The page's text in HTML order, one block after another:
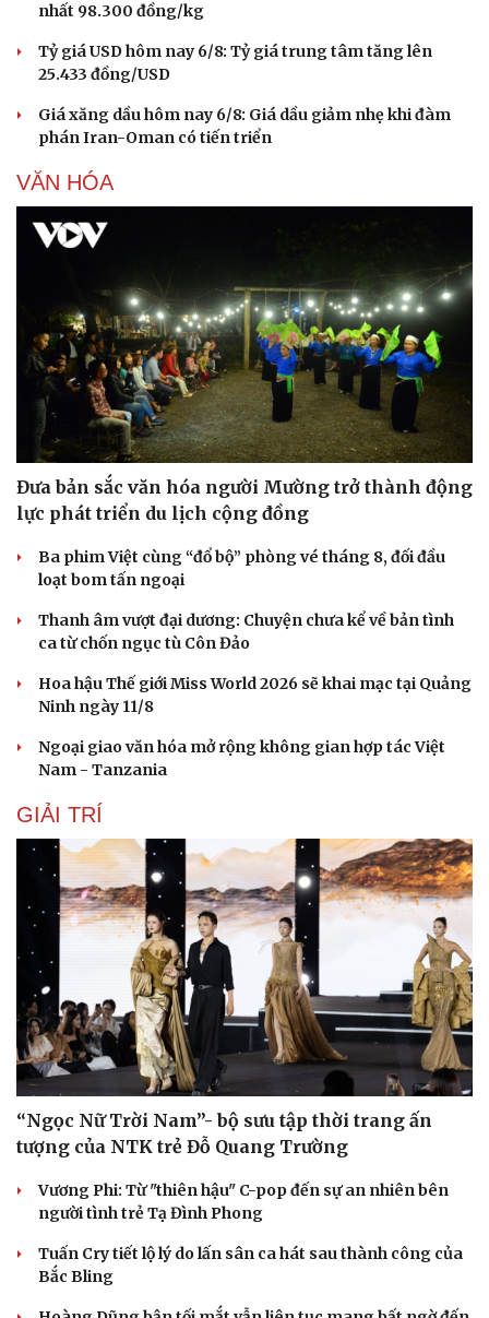
Du lịch
Tư vấn
Săn Tour
check-in
Podcast
Câu chuyện thời sự
Đọc truyện đêm khuya
Cửa sổ tình yêu
Kể chuyện cho bé
Hạt giống tâm hồn
nhất 98.300 đồng/kg
Tỷ giá USD hôm nay 6/8: Tỷ giá trung tâm tăng lên
25.433 đồng/USD
Giá xăng dầu hôm nay 6/8: Giá dầu giảm nhẹ khi đàm
phán Iran-Oman có tiến triển
VĂN HÓA
Đưa bản sắc văn hóa người Mường trở thành động
lực phát triển du lịch cộng đồng
Ba phim Việt cùng “đổ bộ” phòng vé tháng 8, đối đầu
loạt bom tấn ngoại
Thanh âm vượt đại dương: Chuyện chưa kể về bản tình
ca từ chốn ngục tù Côn Đảo
Hoa hậu Thế giới Miss World 2026 sẽ khai mạc tại Quảng
Ninh ngày 11/8
Ngoại giao văn hóa mở rộng không gian hợp tác Việt
Nam - Tanzania
GIẢI TRÍ
“Ngọc Nữ Trời Nam”- bộ sưu tập thời trang ấn
tượng của NTK trẻ Đỗ Quang Trường
Vương Phi: Từ "thiên hậu" C-pop đến sự an nhiên bên
người tình trẻ Tạ Đình Phong
Tuấn Cry tiết lộ lý do lấn sân ca hát sau thành công của
Bắc Bling